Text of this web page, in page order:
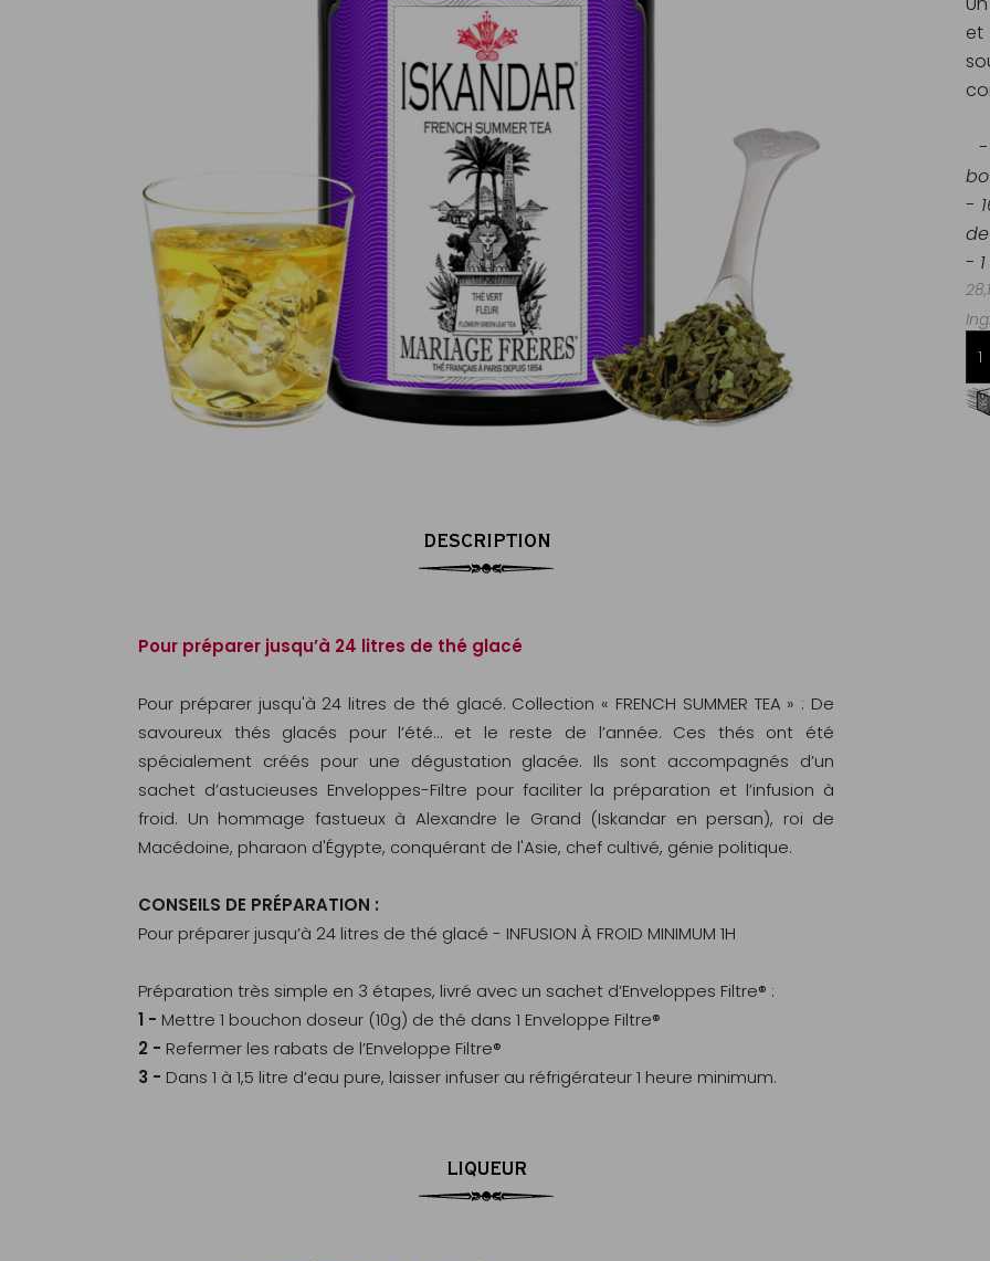
Paiement en ligne 100% sécurisé
MasterCard, CB, Visa, PayPal
Livraison offerte dès 60€ d'achats
en France Métropolitaine
-
-
-
DESCRIPTION
Pour préparer jusqu’à 24 litres de thé glacé
Pour préparer jusqu'à 24 litres de thé glacé. Collection « FRENCH SUMMER TEA » : De
savoureux thés glacés pour l’été… et le reste de l’année. Ces thés ont été
spécialement créés pour une dégustation glacée. Ils sont accompagnés d’un
sachet d’astucieuses Enveloppes-Filtre pour faciliter la préparation et l’infusion à
froid. Un hommage fastueux à Alexandre le Grand (Iskandar en persan), roi de
Macédoine, pharaon d'Égypte, conquérant de l'Asie, chef cultivé, génie politique.
CONSEILS DE PRÉPARATION :
Pour préparer jusqu’à 24 litres de thé glacé - INFUSION À FROID MINIMUM 1H
Préparation très simple en 3 étapes, livré avec un sachet d’Enveloppes Filtre® :
1 - Mettre 1 bouchon doseur (10g) de thé dans 1 Enveloppe Filtre®
2 - Refermer les rabats de l’Enveloppe Filtre®
3 - Dans 1 à 1,5 litre d’eau pure, laisser infuser au réfrigérateur 1 heure minimum.
LIQUEUR